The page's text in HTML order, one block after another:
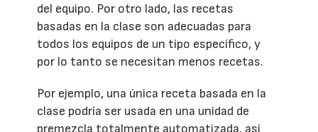
del equipo. Por otro lado, las recetas
basadas en la clase son adecuadas para
todos los equipos de un tipo específico, y
por lo tanto se necesitan menos recetas.
Por ejemplo, una única receta basada en la
clase podría ser usada en una unidad de
premezcla totalmente automatizada, así